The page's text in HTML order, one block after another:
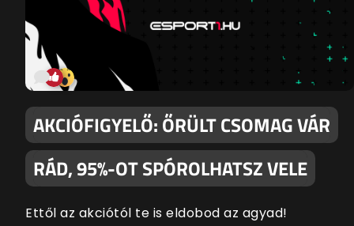
AKCIÓFIGYELŐ: ŐRÜLT CSOMAG VÁR
RÁD, 95%-OT SPÓROLHATSZ VELE
Ettől az akciótól te is eldobod az agyad!